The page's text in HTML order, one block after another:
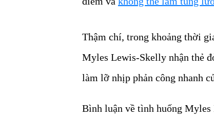
Thậm chí, trong khoảng thời
Myles Lewis-Skelly nhận thẻ
làm lỡ nhịp phản công nhanh
Bình luận về tình huống